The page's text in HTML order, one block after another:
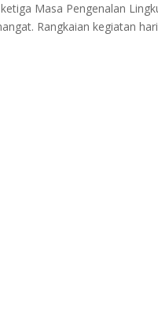
Masa Pengenalan
Rangkaian kegiatan